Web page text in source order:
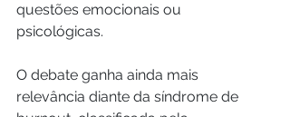
questões emocionais ou
psicológicas.
O debate ganha ainda mais
relevância diante da síndrome de